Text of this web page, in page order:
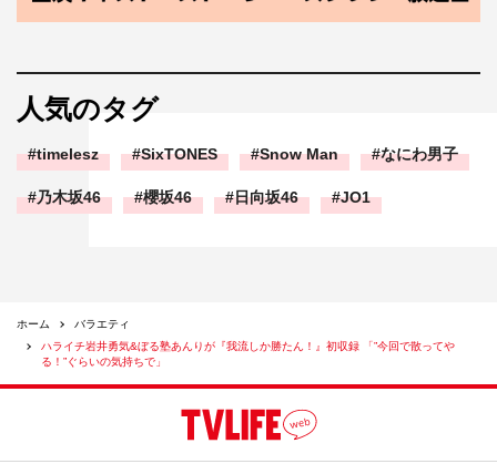
人気のタグ
timelesz SixTONES Snow Man なにわ男子
乃木坂46 櫻坂46 日向坂46 JO1
ホーム
バラエティ
ハライチ岩井勇気&ぼる塾あんりが『我流しか勝たん！』初収録 「”今回で散ってや
る！”ぐらいの気持ちで」